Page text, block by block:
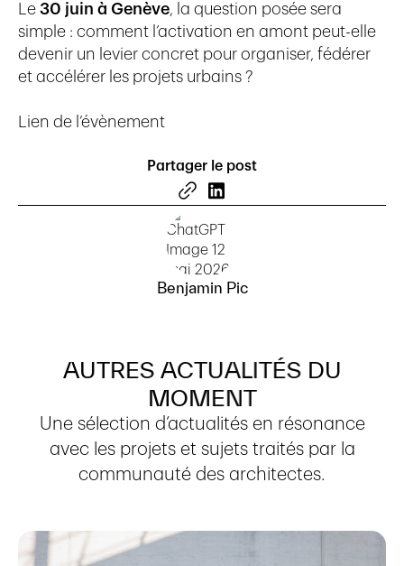
Le 30 juin à Genève, la question posée sera
simple : comment l’activation en amont peut-elle
devenir un levier concret pour organiser, fédérer
et accélérer les projets urbains ?
Lien de l’évènement
Partager le post
Benjamin Pic
AUTRES ACTUALITÉS DU
MOMENT
Une sélection d’actualités en résonance
avec les projets et sujets traités par la
communauté des architectes.